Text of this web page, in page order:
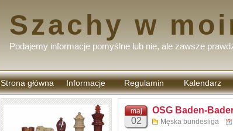
Szachy w
Podajemy informacje pomyślne lub nie, ale zawsze
Strona główna Informacje Regulamin
komentarzy
Kalendarz
maj
02
OSG Baden-
Męska bundesliga